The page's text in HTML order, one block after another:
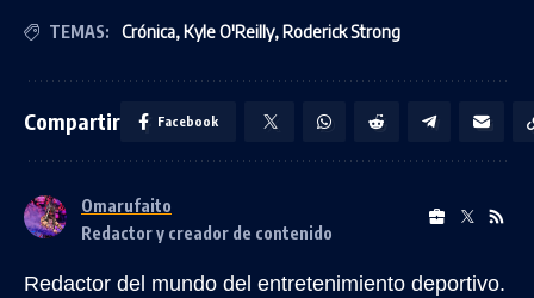
TEMAS: Crónica, Kyle O'Reilly,Roderick Strong
Compartir Facebook
Omarufaito
Redactor y creador de contenido
Redactor del mundo del entretenimiento deportivo.